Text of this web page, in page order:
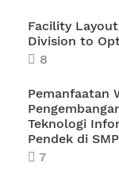
Facility
Division to
8
Pemanfaatan
Teknologi
Pendek di
7